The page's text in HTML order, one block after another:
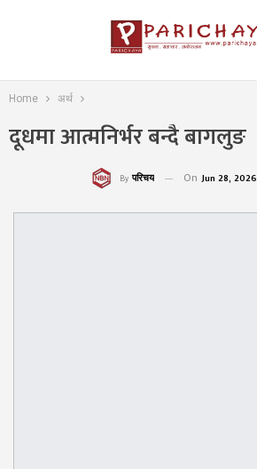
Home अर्थ
दूधमा आत्मनिर्भर बन्दै बागलुङ
By परिचय On Jun 28, 2026